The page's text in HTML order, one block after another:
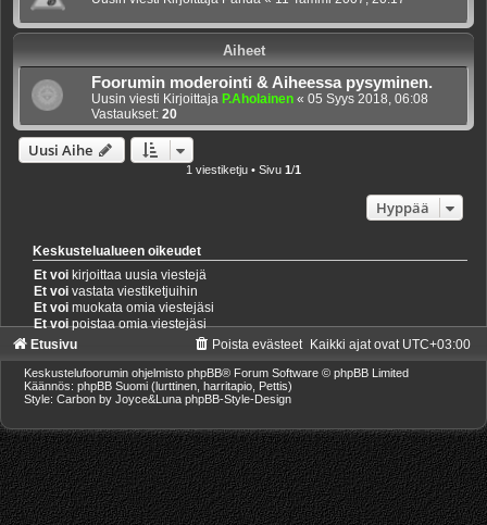
Aiheet
Foorumin moderointi & Aiheessa pysyminen.
Uusin viesti Kirjoittaja P.Aholainen « 05 Syys 2018, 06:08
Vastaukset: 20
Uusi Aihe
1 viestiketju • Sivu 1/1
Hyppää
Keskustelualueen oikeudet
Et voi kirjoittaa uusia viestejä
Et voi vastata viestiketjuihin
Et voi muokata omia viestejäsi
Et voipoistaa omia viestejäsi
Etusivu
Kaikki ajat ovat UTC+03:00
Poista evästeet
Keskustelufoorumin ohjelmisto phpBB® Forum Software © phpBB Limited
Käännös: phpBB Suomi (lurttinen, harritapio, Pettis)
Style: Carbon by Joyce&Luna phpBB-Style-Design